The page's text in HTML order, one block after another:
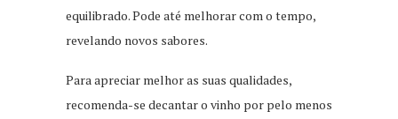
equilibrado. Pode até melhorar com o tempo,
revelando novos sabores.
Para apreciar melhor as suas qualidades,
recomenda-se decantar o vinho por pelo menos